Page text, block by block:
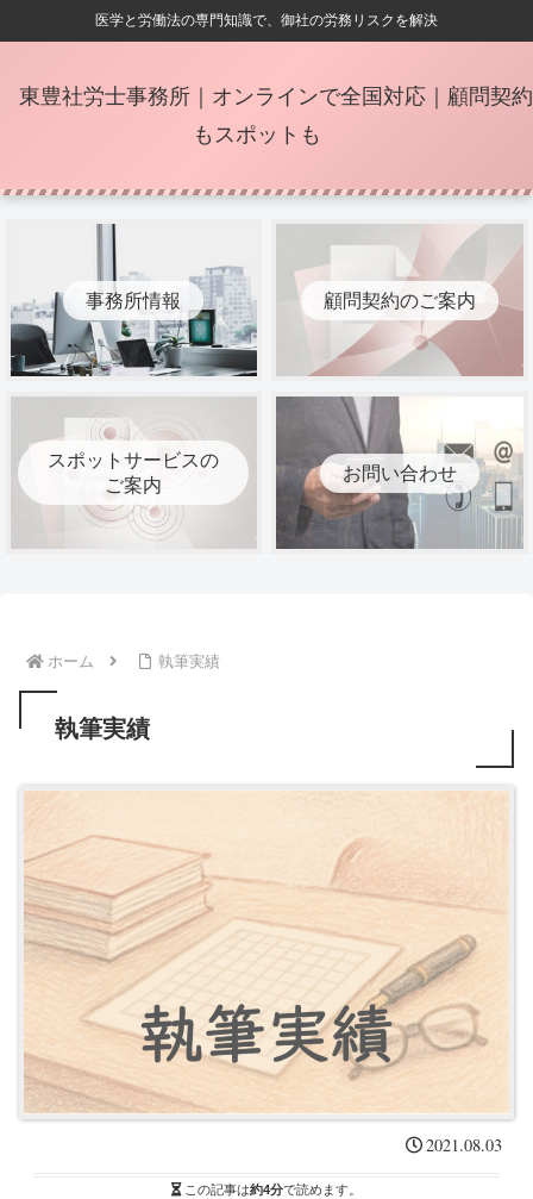
医学と労働法の専門知識で、御社の労務リスクを解決
東豊社労士事務所｜オンラインで全国対応｜顧問契約
もスポットも
事務所情報 顧問契約のご案内
スポットサービスの
ご案内
お問い合わせ
ホーム 執筆実績
執筆実績
2021.08.03
この記事は約4分で読めます。